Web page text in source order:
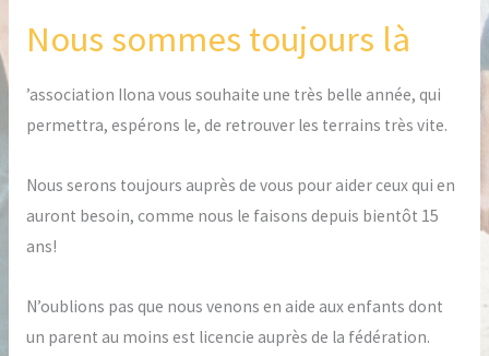
Nous sommes toujours là
’association Ilona vous souhaite une très belle année, qui
permettra, espérons le, de retrouver les terrains très vite.
Nous serons toujours auprès de vous pour aider ceux qui en
auront besoin, comme nous le faisons depuis bientôt 15
ans!
N’oublions pas que nous venons en aide aux enfants dont
un parent au moins est licencie auprès de la fédération.
Nous
toujours
là